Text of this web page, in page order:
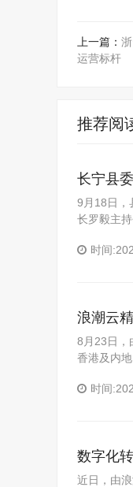
上一篇：
运营标杆
推荐阅
长宁县
9月18日，
长罗毅主
时间
浪潮云
8月23日，
香港及内
时间
数字化
近日，由